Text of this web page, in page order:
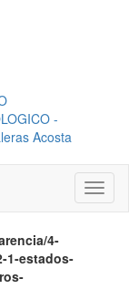
Menú
4-
1-estados-